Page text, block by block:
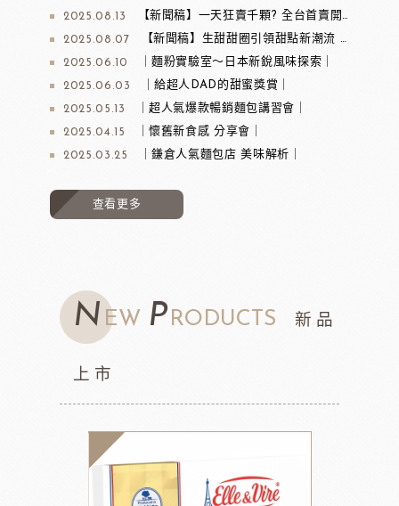
2025.08.13 【新聞稿】一天狂賣千顆? 全台首賣開心果黃油年糕在這裡。全台黃油年糕吃貨地圖出爐
2025.08.07 【新聞稿】生甜甜圈引領甜點新潮流 北海道夢力B麵粉打造極致Q彈口感
2025.06.10 ｜麵粉實驗室～日本新銳風味探索｜
2025.06.03 ｜給超人DAD的甜蜜獎賞｜
2025.05.13 ｜超人氣爆款暢銷麵包講習會｜
2025.04.15 ｜懷舊新食感 分享會｜
2025.03.25 ｜鎌倉人氣麵包店 美味解析｜
查看更多
N EW PRODUCTS 新品
上市